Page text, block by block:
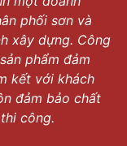
phối sơn và
xây dựng. Công
phẩm đảm
kết với khách
đảm bảo chất
công.